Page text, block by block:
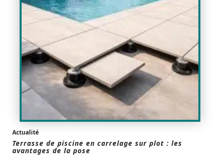
Actualité
Terrasse de piscine en carrelage sur plot : les
avantages de la pose